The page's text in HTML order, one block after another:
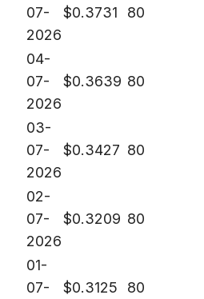
07-
2026
$0.3731 80
04-
07-
2026
$0.3639 80
03-
07-
2026
$0.3427 80
02-
07-
2026
$0.3209 80
01-
07-
$0.3125 80